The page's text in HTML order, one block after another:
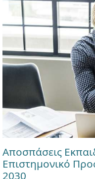
Αποσπάσεις
Επιστημονικό
2030